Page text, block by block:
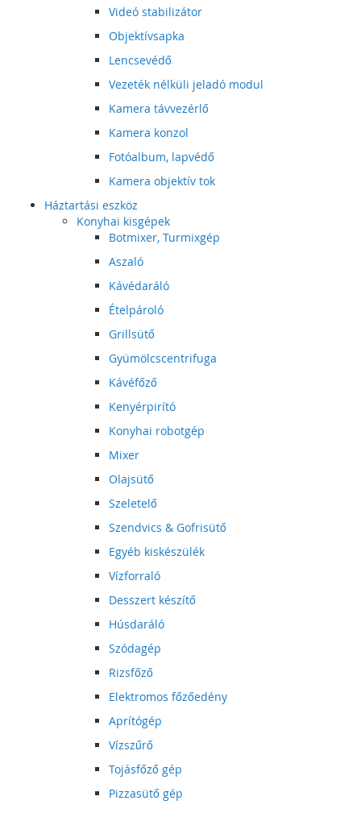
Videó stabilizátor
Objektívsapka
Lencsevédő
Vezeték nélküli jeladó modul
Kamera távvezérlő
Kamera konzol
Fotóalbum, lapvédő
Kamera objektív tok
Háztartási eszköz
Konyhai kisgépek
Botmixer, Turmixgép
Aszaló
Kávédaráló
Ételpároló
Grillsütő
Gyümölcscentrifuga
Kávéfőző
Kenyérpirító
Konyhai robotgép
Mixer
Olajsütő
Szeletelő
Szendvics & Gofrisütő
Egyéb kiskészülék
Vízforraló
Desszert készítő
Húsdaráló
Szódagép
Rizsfőző
Elektromos főzőedény
Aprítógép
Vízszűrő
Tojásfőző gép
Pizzasütő gép